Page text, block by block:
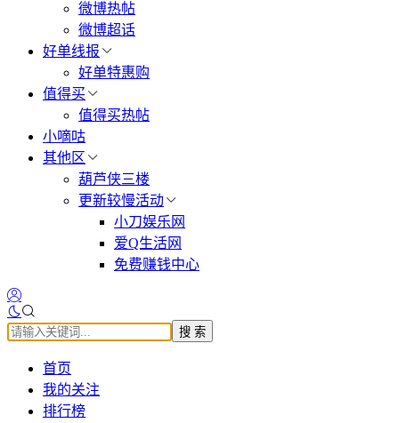
微博热帖
微博超话
好单线报
好单特惠购
值得买
值得买热帖
小嘀咕
其他区
葫芦侠三楼
更新较慢活动
小刀娱乐网
爱Q生活网
免费赚钱中心
搜 索
首页
我的关注
排行榜